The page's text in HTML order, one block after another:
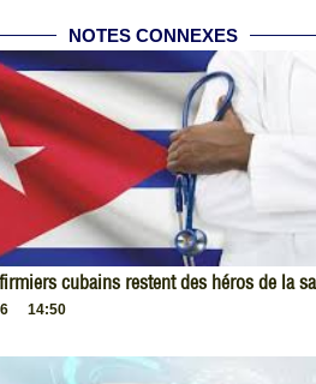
NOTES CONNEXES
cubains restent des héros de la
14:50